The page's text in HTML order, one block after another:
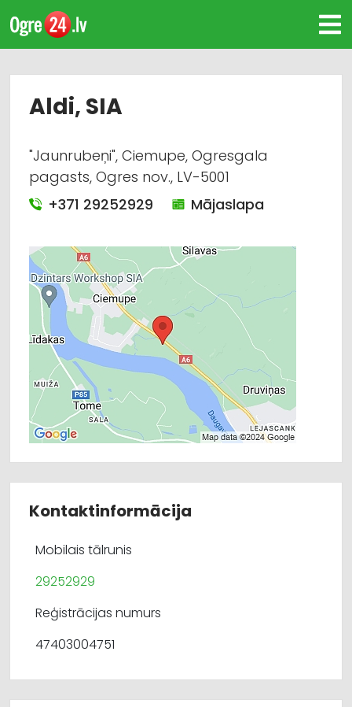
Aldi, SIA
"Jaunrubeņi", Ciemupe, Ogresgala
pagasts, Ogres nov., LV-5001
+371 29252929
Mājaslapa
Kontaktinformācija
Mobilais tālrunis
29252929
Reģistrācijas numurs
47403004751